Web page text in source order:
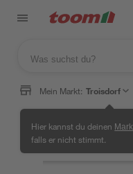
Mein Markt: Troisdorf
Hier kannst du deinen
falls er nicht stimmt.
Waschbecken &